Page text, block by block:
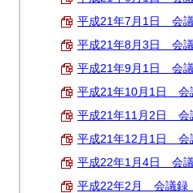
平成21年7月1日 会議
平成21年8月3日 会議
平成21年9月1日 会議
平成21年10月1日 会
平成21年11月2日 会
平成21年12月1日 会
平成22年1月4日 会議
平成22年2月 会議録